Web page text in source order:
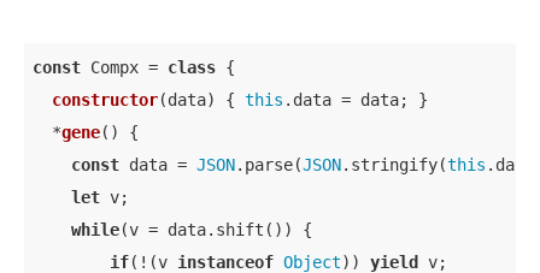
const Compx = class {
constructor(data) { this .data = data; }
  *
gene( )
{
const data = JSON.parse(JSON.stringify(this
let v;
while(v = data.shift()) {
if(!(v instanceof Object)) yield
v;